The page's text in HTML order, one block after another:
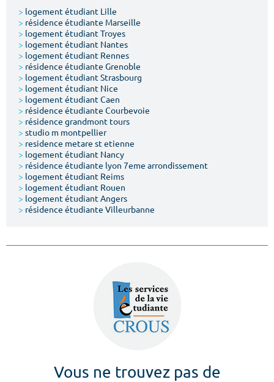
> logement étudiant Lille
> résidence étudiante Marseille
> logement étudiant Troyes
> logement étudiant Nantes
> logement étudiant Rennes
> résidence étudiante Grenoble
> logement étudiant Strasbourg
> logement étudiant Nice
> logement étudiant Caen
> résidence étudiante Courbevoie
> résidence grandmont tours
> studio m montpellier
> residence metare st etienne
> logement étudiant Nancy
> résidence étudiante lyon 7eme arrondissement
> logement étudiant Reims
> logement étudiant Rouen
> logement étudiant Angers
> résidence étudiante Villeurbanne
Vous ne trouvez pas de